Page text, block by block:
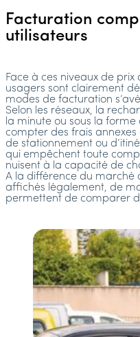
Facturation
utilisateurs
Face à ces niveaux de
usagers sont clairement
modes de facturation
Selon les réseaux, la
la minute ou sous la
compter des frais
de stationnement ou
qui empêchent toute
nuisent à la capacité de
A la différence du marché
affichés légalement, de
permettent de comparer